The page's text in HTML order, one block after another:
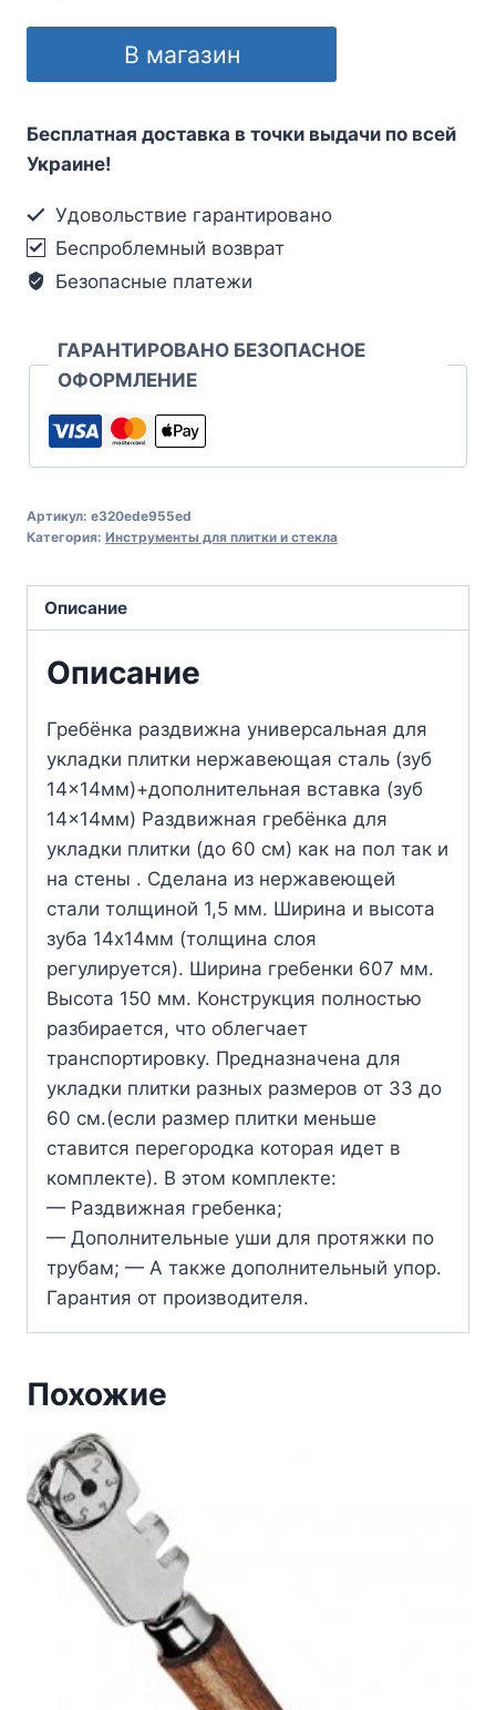
В магазин
Бесплатная доставка в точки выдачи по всей
Украине!
Удовольствие гарантировано
Беспроблемный возврат
Безопасные платежи
ГАРАНТИРОВАНО БЕЗОПАСНОЕ
ОФОРМЛЕНИЕ
Артикул: e320ede955ed
Категория: Инструменты для плитки и стекла
Описание
Описание
Гребёнка раздвижна универсальная для
укладки плитки нержавеющая сталь (зуб
14×14мм)+дополнительная вставка (зуб
14×14мм) Раздвижная гребёнка для
укладки плитки (до 60 см) как на пол так и
на стены . Сделана из нержавеющей
стали толщиной 1,5 мм. Ширина и высота
зуба 14х14мм (толщина слоя
регулируется). Ширина гребенки 607 мм.
Высота 150 мм. Конструкция полностью
разбирается, что облегчает
транспортировку. Предназначена для
укладки плитки разных размеров от 33 до
60 см.(если размер плитки меньше
ставится перегородка которая идет в
комплекте). В этом комплекте:
— Раздвижная гребенка;
— Дополнительные уши для протяжки по
трубам; — А также дополнительный упор.
Гарантия от производителя.
Похожие